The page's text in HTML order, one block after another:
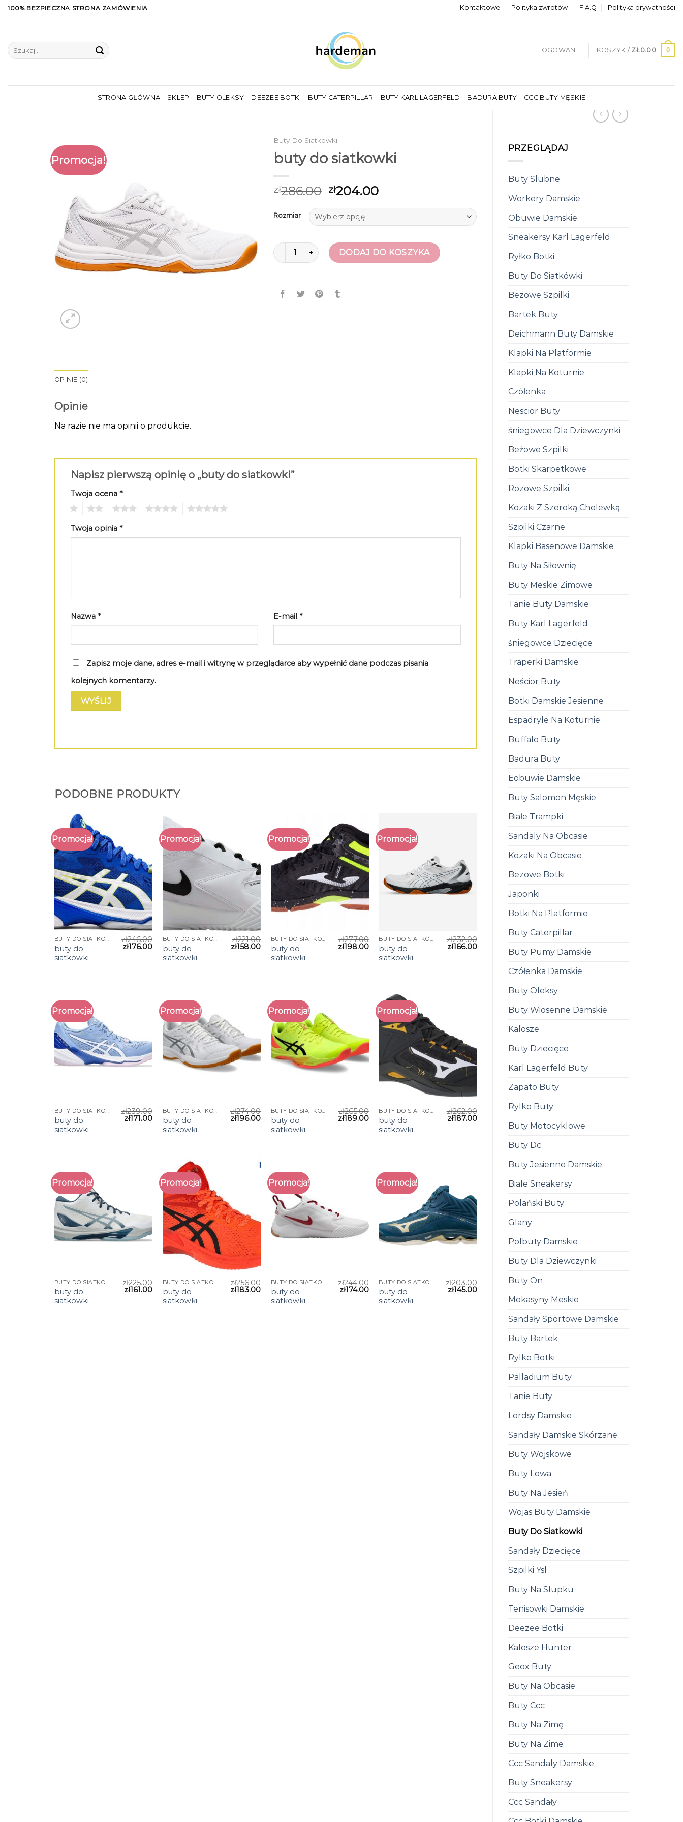
Skip100% BEZPIECZNA STRONA ZAMÓWIENIA Kontaktowe Polityka zwrotów F.A.Q Polityka prywatności
Szukaj:
LOGOWANIE KOSZYK / ZŁ0.00 0
STRONA GŁÓWNA SKLEP BUTY OLEKSY DEEZEE BOTKI BUTY CATERPILLAR BUTY KARL LAGERFELD BADURA BUTY CCC BUTY MĘSKIE
PRZEGLĄDAJ
Buty Slubne
Workery Damskie
Obuwie Damskie
Sneakersy Karl Lagerfeld
Ryłko Botki
Buty Do Siatkówki
Bezowe Szpilki
Bartek Buty
Deichmann Buty Damskie
Klapki Na Platformie
Klapki Na Koturnie
Czółenka
Nescior Buty
śniegowce Dla Dziewczynki
Beżowe Szpilki
Botki Skarpetkowe
Rozowe Szpilki
Kozaki Z Szeroką Cholewką
Szpilki Czarne
Klapki Basenowe Damskie
Buty Na Siłownię
Buty Meskie Zimowe
Tanie Buty Damskie
Buty Karl Lagerfeld
śniegowce Dziecięce
Traperki Damskie
Neścior Buty
Botki Damskie Jesienne
Espadryle Na Koturnie
Buffalo Buty
Badura Buty
Eobuwie Damskie
Buty Salomon Męskie
Białe Trampki
Sandaly Na Obcasie
Kozaki Na Obcasie
Bezowe Botki
Japonki
Botki Na Platformie
Buty Caterpillar
Buty Pumy Damskie
Czółenka Damskie
Buty Oleksy
Buty Wiosenne Damskie
Kalosze
Buty Dziecięce
Karl Lagerfeld Buty
Zapato Buty
Rylko Buty
Buty Motocyklowe
Buty Dc
Buty Jesienne Damskie
Biale Sneakersy
Polański Buty
Glany
Polbuty Damskie
Buty Dla Dziewczynki
Buty On
Mokasyny Meskie
Sandały Sportowe Damskie
Buty Bartek
Rylko Botki
Palladium Buty
Tanie Buty
Lordsy Damskie
Sandały Damskie Skórzane
Buty Wojskowe
Buty Lowa
Buty Na Jesień
Wojas Buty Damskie
Buty Do Siatkowki
Sandały Dziecięce
Szpilki Ysl
Buty Na Slupku
Tenisowki Damskie
Deezee Botki
Kalosze Hunter
Geox Buty
Buty Na Obcasie
Buty Ccc
Buty Na Zimę
Buty Na Zime
Ccc Sandaly Damskie
Buty Sneakersy
Ccc Sandały
Promocja!
Buty Do Siatkowki
buty do siatkowki
zł286.00 zł204.00
Rozmiar
ilość buty do siatkowkiDODAJ DO KOSZYKA
OPINIE (0)
Opinie
Na razie nie ma opinii o produkcie.
Napisz pierwszą opinię o „buty do siatkowki”
Twoja ocena *
Twoja opinia *
Nazwa * E-mail *
Zapisz moje dane, adres e-mail i witrynę w przeglądarce aby wypełnić dane podczas pisania
kolejnych komentarzy.
PODOBNE PRODUKTY
Promocja!
BUTY DO SIATKOWKI
buty do
siatkowki
zł246.00
zł176.00
Promocja!
BUTY DO SIATKOWKI
buty do
siatkowki
zł221.00
zł158.00
Promocja!
BUTY DO SIATKOWKI
buty do
siatkowki
zł277.00
zł198.00
Promocja!
BUTY DO SIATKOWKI
buty do
siatkowki
zł232.00
zł166.00
Promocja!
BUTY DO SIATKOWKI
buty do
siatkowki
zł239.00
zł171.00
Promocja!
BUTY DO SIATKOWKI
buty do
siatkowki
zł274.00
zł196.00
Promocja!
BUTY DO SIATKOWKI
buty do
siatkowki
zł265.00
zł189.00
Promocja!
BUTY DO SIATKOWKI
buty do
siatkowki
zł262.00
zł187.00
Promocja!
BUTY DO SIATKOWKI
buty do
siatkowki
zł225.00
zł161.00
Promocja!
BUTY DO SIATKOWKI
buty do
siatkowki
zł256.00
zł183.00
Promocja!
BUTY DO SIATKOWKI
buty do
siatkowki
zł244.00
zł174.00
Promocja!
BUTY DO SIATKOWKI
buty do
siatkowki
zł203.00
zł145.00